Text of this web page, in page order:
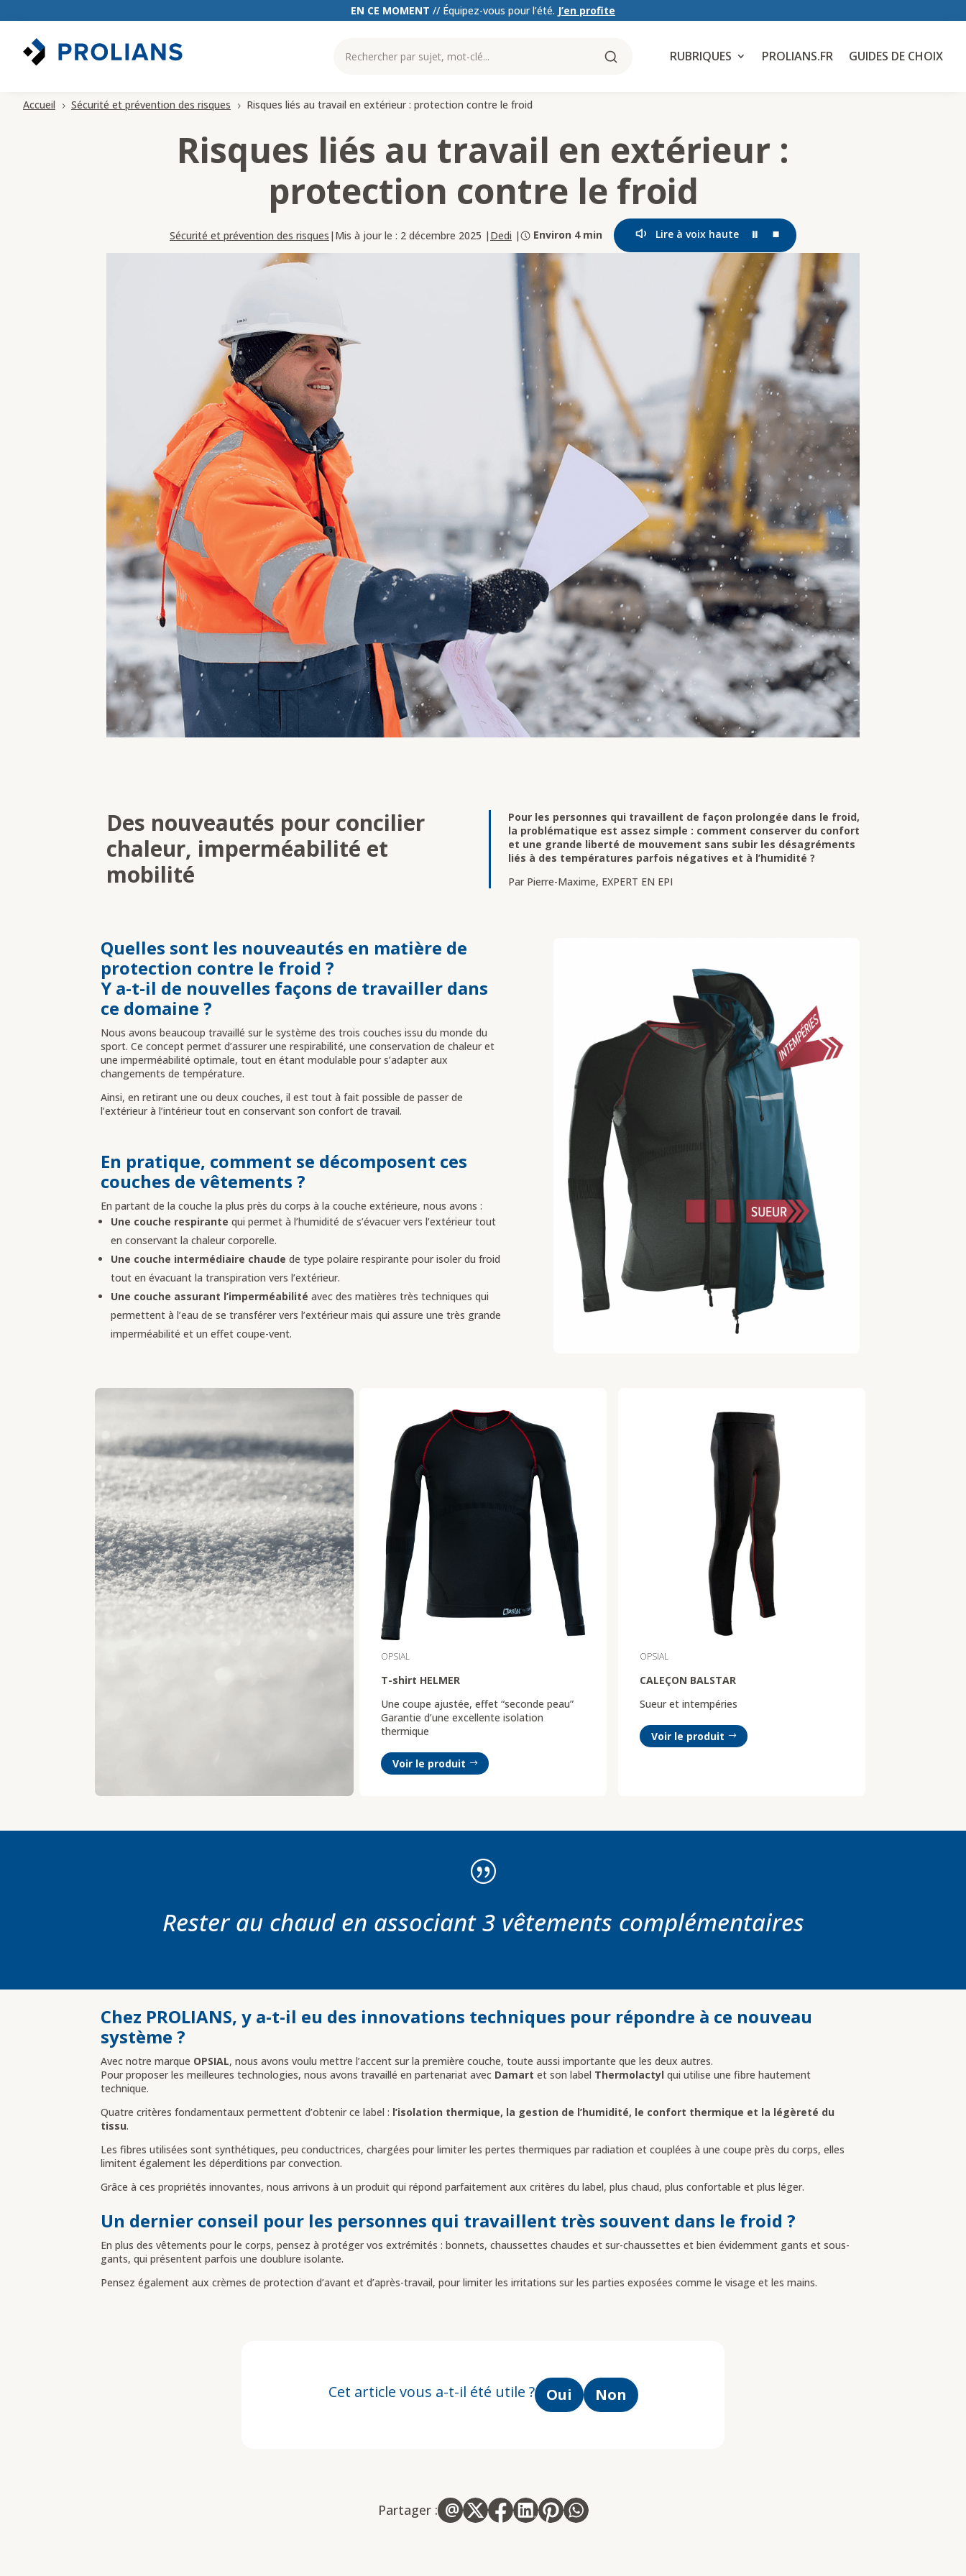
EN CE MOMENT // Équipez-vous pour l’été. J’en profite
RUBRIQUES PROLIANS.FR GUIDES DE CHOIX
Accueil 5 Sécurité et prévention des risques 5 Risques liés au travail en extérieur : protection contre le froid
Risques liés au travail en extérieur :
protection contre le froid
Sécurité et prévention des risques | Mis à jour le : 2 décembre 2025 | Dedi | Environ 4 min Lire à voix haute ⏸ ⏹
Des nouveautés pour concilier
chaleur, imperméabilité et
mobilité
Pour les personnes qui travaillent de façon prolongée dans le froid,
la problématique est assez simple : comment conserver du confort
et une grande liberté de mouvement sans subir les désagréments
liés à des températures parfois négatives et à l’humidité ?
Par Pierre-Maxime, EXPERT EN EPI
Quelles sont les nouveautés en matière de
protection contre le froid ?
Y a-t-il de nouvelles façons de travailler dans
ce domaine ?
Nous avons beaucoup travaillé sur le système des trois couches issu du monde du
sport. Ce concept permet d’assurer une respirabilité, une conservation de chaleur et
une imperméabilité optimale, tout en étant modulable pour s’adapter aux
changements de température.
Ainsi, en retirant une ou deux couches, il est tout à fait possible de passer de
l’extérieur à l’intérieur tout en conservant son confort de travail.
En pratique, comment se décomposent ces
couches de vêtements ?
En partant de la couche la plus près du corps à la couche extérieure, nous avons :
Une couche respirante qui permet à l’humidité de s’évacuer vers l’extérieur tout
en conservant la chaleur corporelle.
Une couche intermédiaire chaude de type polaire respirante pour isoler du froid
tout en évacuant la transpiration vers l’extérieur.
Une couche assurant l’imperméabilité avec des matières très techniques qui
permettent à l’eau de se transférer vers l’extérieur mais qui assure une très grande
imperméabilité et un effet coupe-vent.
OPSIAL
T-shirt HELMER
Une coupe ajustée, effet “seconde peau”
Garantie d’une excellente isolation
thermique
Voir le produit
OPSIAL
CALEÇON BALSTAR
Sueur et intempéries
Voir le produit
|
Rester au chaud en associant 3 vêtements complémentaires
Chez PROLIANS, y a-t-il eu des innovations techniques pour répondre à ce nouveau
système ?
Avec notre marque OPSIAL, nous avons voulu mettre l’accent sur la première couche, toute aussi importante que les deux autres.
Pour proposer les meilleures technologies, nous avons travaillé en partenariat avec Damart et son label Thermolactyl qui utilise une fibre hautement
technique.
Quatre critères fondamentaux permettent d’obtenir ce label : l’isolation thermique, la gestion de l’humidité, le confort thermique et la légèreté du
tissu.
Les fibres utilisées sont synthétiques, peu conductrices, chargées pour limiter les pertes thermiques par radiation et couplées à une coupe près du corps, elles
limitent également les déperditions par convection.
Grâce à ces propriétés innovantes, nous arrivons à un produit qui répond parfaitement aux critères du label, plus chaud, plus confortable et plus léger.
Un dernier conseil pour les personnes qui travaillent très souvent dans le froid ?
En plus des vêtements pour le corps, pensez à protéger vos extrémités : bonnets, chaussettes chaudes et sur-chaussettes et bien évidemment gants et sous-
gants, qui présentent parfois une doublure isolante.
Pensez également aux crèmes de protection d’avant et d’après-travail, pour limiter les irritations sur les parties exposées comme le visage et les mains.
Cet article vous a-t-il été utile ? Oui Non
Partager :